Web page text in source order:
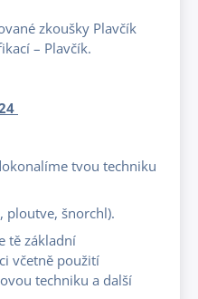
zkoušky Plavčík
– Plavčík.
tvou techniku
ploutve, šnorchl).
tě základní
včetně použití
techniku a další